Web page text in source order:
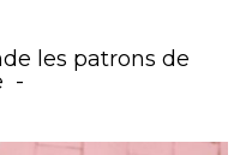
les patrons de